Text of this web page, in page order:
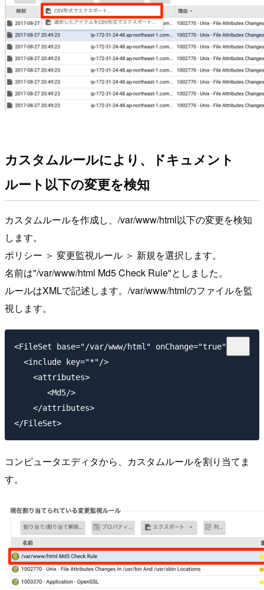
カスタムルールにより、ドキュメント
ルート以下の変更を検知
カスタムルールを作成し、/var/www/html以下の変更を検知
します。
ポリシー ＞ 変更監視ルール ＞ 新規を選択します。
名前は"/var/www/html Md5 Check Rule"としました。
ルールはXMLで記述します。/var/www/htmlのファイルを監
視します。
<FileSet base="/var/www/html" onChange="true">
  <include key="*"/>
    <attributes>
       <Md5/>
    </attributes>
コンピュータエディタから、カスタムルールを割り当てま
す。